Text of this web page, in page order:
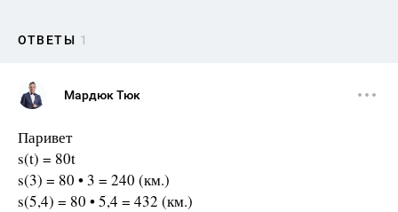
ОТВЕТЫ 1
Мардюк Тюк
Паривет
s(t) = 80t
s(3) = 80 • 3 = 240 (км.)
s(5,4) = 80 • 5,4 = 432 (км.)